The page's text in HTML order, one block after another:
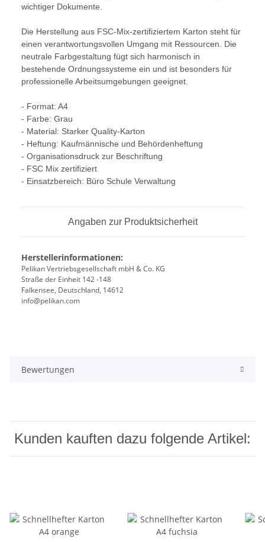
wichtiger Dokumente.
Die Herstellung aus FSC-Mix-zertifiziertem Karton steht für
einen verantwortungsvollen Umgang mit Ressourcen. Die
neutrale Farbgestaltung fügt sich harmonisch in
bestehende Ordnungssysteme ein und ist besonders für
professionelle Arbeitsumgebungen geeignet.
- Format: A4
- Farbe: Grau
- Material: Starker Quality-Karton
- Heftung: Kaufmännische und Behördenheftung
- Organisationsdruck zur Beschriftung
- FSC Mix zertifiziert
- Einsatzbereich: Büro Schule Verwaltung
Angaben zur Produktsicherheit
Herstellerinformationen:
Pelikan Vertriebsgesellschaft mbH & Co. KG
Straße der Einheit 142 -148
Falkensee, Deutschland, 14612
info@pelikan.com
Bewertungen
Kunden kauften dazu folgende Artikel: